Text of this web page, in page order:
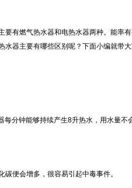
有燃气热水器和电热水器两种。能率
水器主要有哪些区别呢？下面小编就带
分钟能够持续产生8升热水，用水量不
便会增多，很容易引起中毒事件。